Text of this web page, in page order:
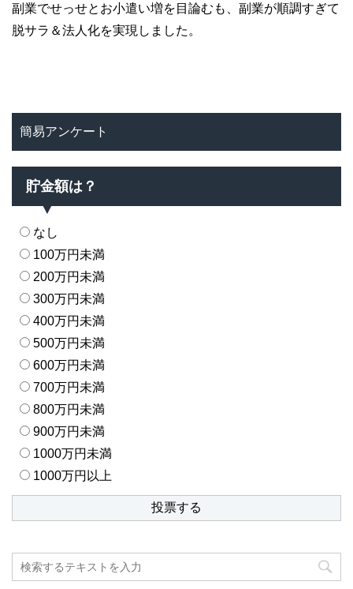
副業でせっせとお小遣い増を目論むも、副業が順調すぎて
脱サラ＆法人化を実現しました。
簡易アンケート
貯金額は？
なし
100万円未満
200万円未満
300万円未満
400万円未満
500万円未満
600万円未満
700万円未満
800万円未満
900万円未満
1000万円未満
1000万円以上